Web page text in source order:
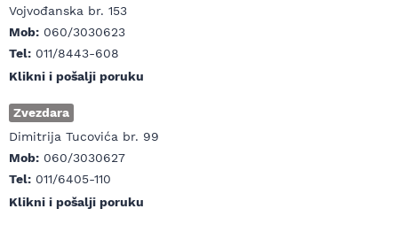
Vojvođanska br. 153
Mob: 060/3030623
Tel: 011/8443-608
Klikni i pošalji poruku
Zvezdara
Dimitrija Tucovića br. 99
Mob: 060/3030627
Tel: 011/6405-110
Klikni i pošalji poruku